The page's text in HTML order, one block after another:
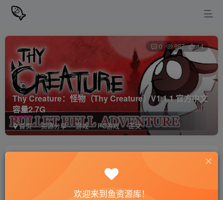
Thy Creature：怪物（Thy Creature）V1.1.1 官方中文
容量2.7G
首页 资源分享 游戏 PC游戏 正文
0 987 14
私信
欢迎来到鱼资源库！